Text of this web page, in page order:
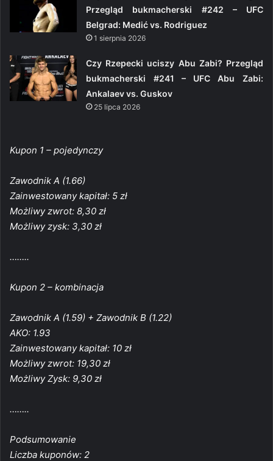
Przegląd bukmacherski #242 – UFC
Belgrad: Medić vs. Rodriguez
1 sierpnia 2026
Czy Rzepecki uciszy Abu Zabi? Przegląd
bukmacherski #241 – UFC Abu Zabi:
Ankalaev vs. Guskov
25 lipca 2026
Kupon 1 – pojedynczy
Zawodnik A (1.66)
Zainwestowany kapitał: 5 zł
Możliwy zwrot: 8,30 zł
Możliwy zysk: 3,30 zł
……..
Kupon 2 – kombinacja
Zawodnik A (1.59) + Zawodnik B (1.22)
AKO: 1.93
Zainwestowany kapitał: 10 zł
Możliwy zwrot: 19,30 zł
Możliwy Zysk: 9,30 zł
……..
Podsumowanie
Liczba kuponów: 2